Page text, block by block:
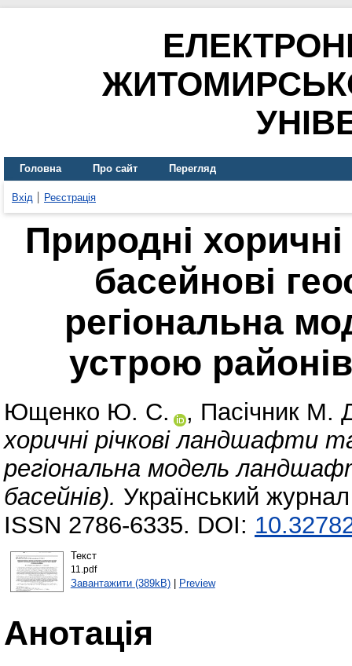
Головна Про сайт Перегляд
Вхід Реєстрація
Природні
басейнові
регіональна
устрою
Ющенко Ю. С. , Пасічник М.
хоричні річкові ландшафти
регіональна модель
басейнів). Український
ISSN 2786-6335. DOI:
Текст
11.pdf
Завантажити (389kB)| Preview
Анотація